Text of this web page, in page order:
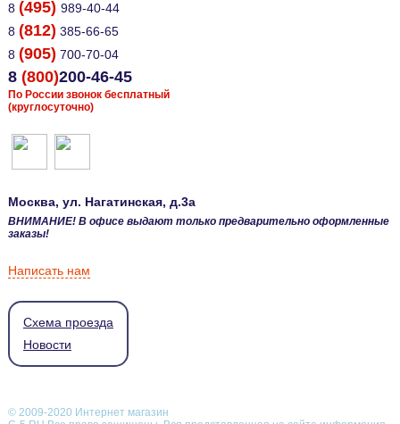
8 (495) 989-40-44
8 (812) 385-66-65
8 (905) 700-70-04
8 (800)200-46-45
По России звонок бесплатный
(круглосуточно)
Москва, ул. Нагатинская, д.3а
ВНИМАНИЕ! В офисе выдают только предварительно оформленные
заказы!
Написать нам
Схема проезда
Новости
© 2009-2020 Интернет магазин